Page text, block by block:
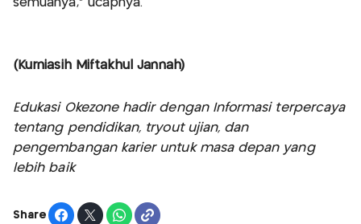
semuanya,” ucapnya.
(Kurniasih Miftakhul Jannah)
Edukasi Okezone hadir dengan Informasi terpercaya
tentang pendidikan, tryout ujian, dan
pengembangan karier untuk masa depan yang
lebih baik
Share